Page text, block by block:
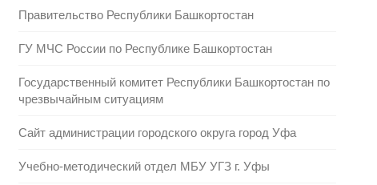
Правительство Республики Башкортостан
ГУ МЧС России по Республике Башкортостан
Государственный комитет Республики Башкортостан по
чрезвычайным ситуациям
Сайт администрации городского округа город Уфа
Учебно-методический отдел МБУ УГЗ г. Уфы